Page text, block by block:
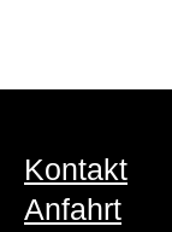
Kontakt
Anfahrt